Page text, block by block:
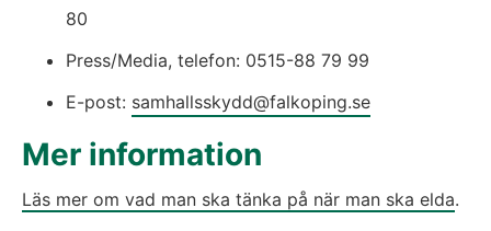
80
Press/Media, telefon: 0515-88 79 99
E-post: samhallsskydd@falkoping.se
Mer information
Läs mer om vad man ska tänka på när man ska elda.